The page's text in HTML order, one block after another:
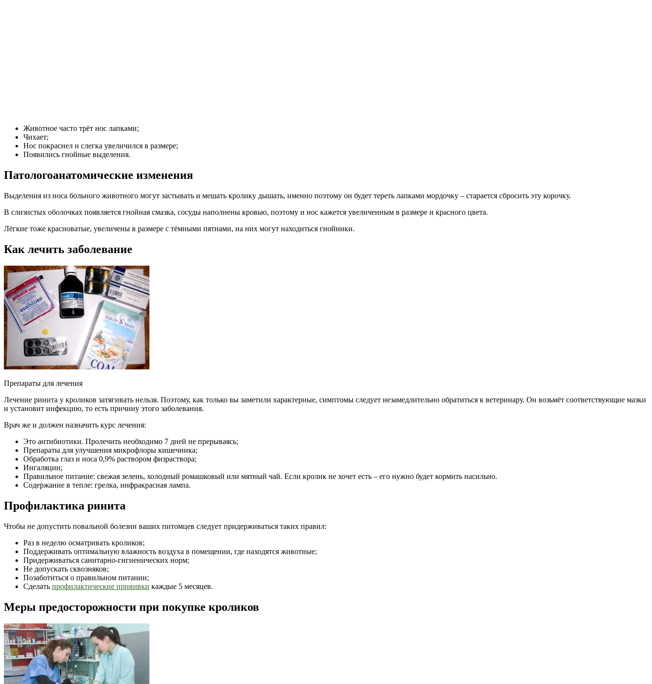
Животное часто трёт нос лапками;
Чихает;
Нос покраснел и слегка увеличился в размере;
Появились гнойные выделения.
Патологоанатомические изменения
Выделения из носа больного животного могут застывать и мешать кролику дышать, именно поэтому он будет тереть лапками мордочку – старается сбросить эту корочку.
В слизистых оболочках появляется гнойная смазка, сосуды наполнены кровью, поэтому и нос кажется увеличенным в размере и красного цвета.
Лёгкие тоже красноватые, увеличены в размере с тёмными пятнами, на них могут находиться гнойники.
Как лечить заболевание
Препараты для лечения
Лечение ринита у кроликов затягивать нельзя. Поэтому, как только вы заметили характерные, симптомы следует незамедлительно обратиться к ветеринару. Он возьмёт соответствующие мазки
и установит инфекцию, то есть причину этого заболевания.
Врач же и должен назначить курс лечения:
Это антибиотики. Пролечить необходимо 7 дней не прерываясь;
Препараты для улучшения микрофлоры кишечника;
Обработка глаз и носа 0,9% раствором физраствора;
Ингаляции;
Правильное питание: свежая зелень, холодный ромашковый или мятный чай. Если кролик не хочет есть – его нужно будет кормить насильно.
Содержание в тепле: грелка, инфракрасная лампа.
Профилактика ринита
Чтобы не допустить повальной болезни ваших питомцев следует придерживаться таких правил:
Раз в неделю осматривать кроликов;
Поддерживать оптимальную влажность воздуха в помещении, где находятся животные;
Придерживаться санитарно-гигиенических норм;
Не допускать сквозняков;
Позаботиться о правильном питании;
Сделать профилактические прививки каждые 5 месяцев.
Меры предосторожности при покупке кроликов